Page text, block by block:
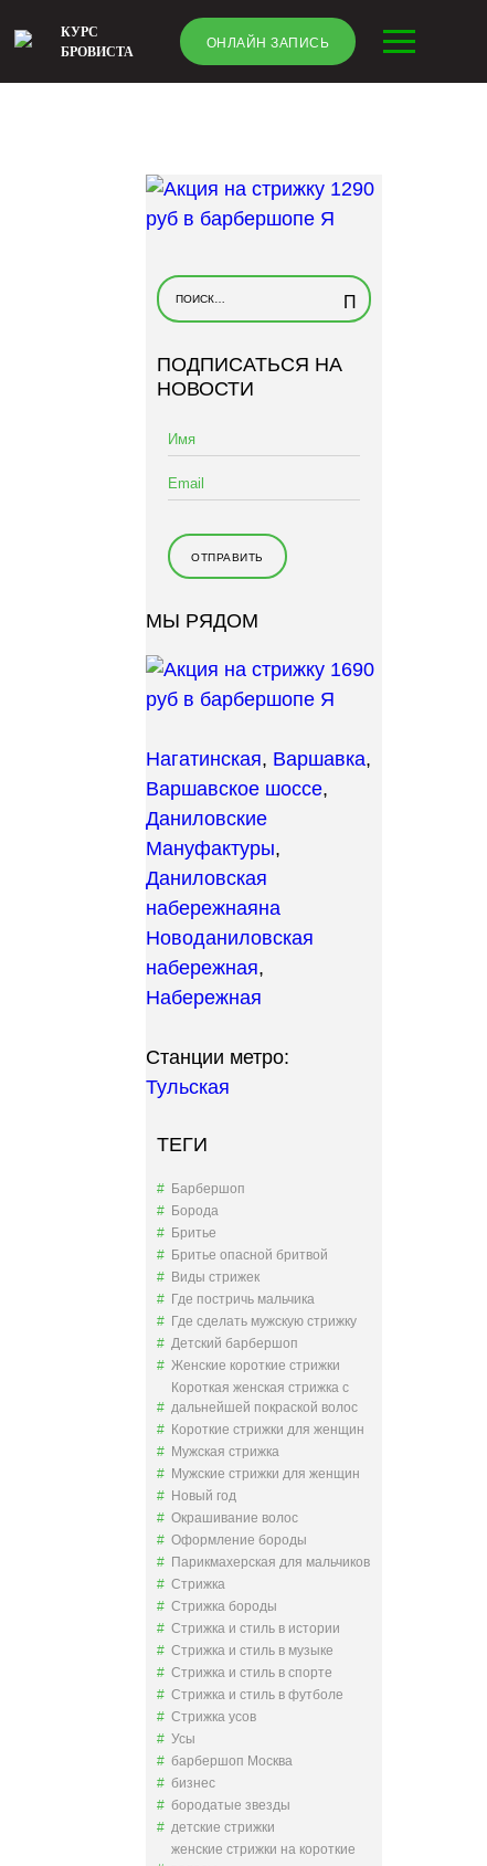
КУРС
БРОВИСТА
ОНЛАЙН ЗАПИСЬ
Н
а
т
ПОДПИСАТЬСЯ НА
НОВОСТИ
МЫ РЯДОМ
Нагатинская, Варшавка,
Варшавское шоссе,
Даниловские
Мануфактуры,
Даниловская
набережнаяна
Новоданиловская
набережная,
Набережная
Станции метро:
Тульская
ТЕГИ
Барбершоп
Борода
Бритье
Бритье опасной бритвой
Виды стрижек
Где постричь мальчика
Где сделать мужскую стрижку
Детский барбершоп
Женские короткие стрижки
Короткая женская стрижка с
дальнейшей покраской волос
Короткие стрижки для женщин
Мужская стрижка
Мужские стрижки для женщин
Новый год
Окрашивание волос
Оформление бороды
Парикмахерская для мальчиков
Стрижка
Стрижка бороды
Стрижка и стиль в истории
Стрижка и стиль в музыке
Стрижка и стиль в спорте
Стрижка и стиль в футболе
Стрижка усов
Усы
барбершоп Москва
бизнес
бородатые звезды
детские стрижки
женские стрижки на короткие